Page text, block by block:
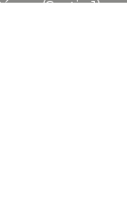
(Sortie 1)